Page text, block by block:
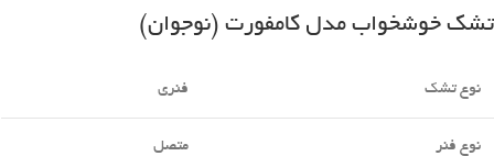
تشک خوشخواب مدل کامفورت (نوجوان)
نوع تشک فنری
نوع فنر متصل